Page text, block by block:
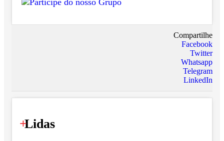
Compartilhe
Facebook
Twitter
Whatsapp
Telegram
LinkedIn
+
Lidas